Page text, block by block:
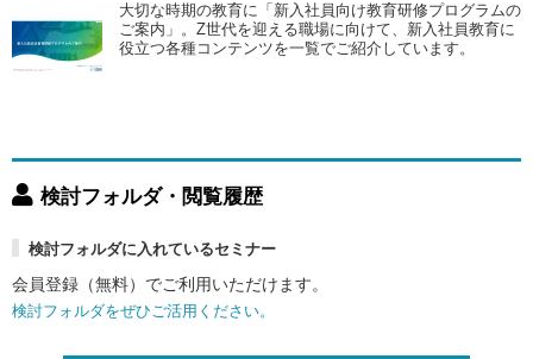
大切な時期の教育に「新入社員向け教育研修プログラムの
ご案内」。Z世代を迎える職場に向けて、新入社員教育に
役立つ各種コンテンツを一覧でご紹介しています。
検討フォルダ・閲覧履歴
検討フォルダに入れているセミナー
会員登録（無料）でご利用いただけます。
検討フォルダをぜひご活用ください。